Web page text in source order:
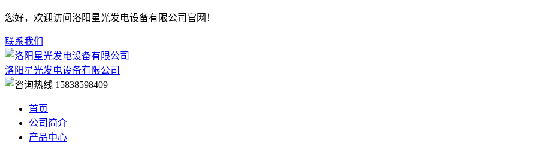
您好，欢迎访问洛阳星光发电设备有限公司官网！
联系我们
洛阳星光发电设备有限公司
15838598409
首页
公司简介
产品中心